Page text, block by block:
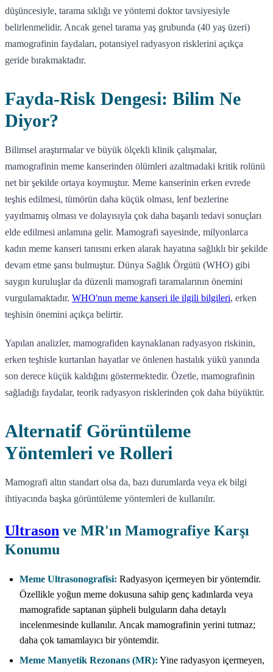
düşüncesiyle, tarama sıklığı ve yöntemi doktor tavsiyesiyle
belirlenmelidir. Ancak genel tarama yaş grubunda (40 yaş üzeri)
mamografinin faydaları, potansiyel radyasyon risklerini açıkça
geride bırakmaktadır.
Fayda-Risk Dengesi: Bilim Ne
Diyor?
Bilimsel araştırmalar ve büyük ölçekli klinik çalışmalar,
mamografinin meme kanserinden ölümleri azaltmadaki kritik rolünü
net bir şekilde ortaya koymuştur. Meme kanserinin erken evrede
teşhis edilmesi, tümörün daha küçük olması, lenf bezlerine
yayılmamış olması ve dolayısıyla çok daha başarılı tedavi sonuçları
elde edilmesi anlamına gelir. Mamografi sayesinde, milyonlarca
kadın meme kanseri tanısını erken alarak hayatına sağlıklı bir şekilde
devam etme şansı bulmuştur. Dünya Sağlık Örgütü (WHO) gibi
saygın kuruluşlar da düzenli mamografi taramalarının önemini
vurgulamaktadır. WHO'nun meme kanseri ile ilgili bilgileri, erken
teşhisin önemini açıkça belirtir.
Yapılan analizler, mamografiden kaynaklanan radyasyon riskinin,
erken teşhisle kurtarılan hayatlar ve önlenen hastalık yükü yanında
son derece küçük kaldığını göstermektedir. Özetle, mamografinin
sağladığı faydalar, teorik radyasyon risklerinden çok daha büyüktür.
Alternatif Görüntüleme
Yöntemleri ve Rolleri
Mamografi altın standart olsa da, bazı durumlarda veya ek bilgi
ihtiyacında başka görüntüleme yöntemleri de kullanılır.
Ultrason ve MR'ın Mamografiye Karşı
Konumu
Meme Ultrasonografisi: Radyasyon içermeyen bir yöntemdir.
Özellikle yoğun meme dokusuna sahip genç kadınlarda veya
mamografide saptanan şüpheli bulguların daha detaylı
incelenmesinde kullanılır. Ancak mamografinin yerini tutmaz;
daha çok tamamlayıcı bir yöntemdir.
Meme Manyetik Rezonans (MR): Yine radyasyon içermeyen,